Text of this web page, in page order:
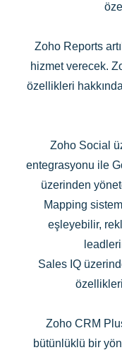
Zoho Reports
hizmet verecek.
özellikleri
Zoho Social
entegrasyonu ile
üzerinden
Mapping
eşleyebilir,
Sales IQ
Zoho CRM
bütünlüklü bir